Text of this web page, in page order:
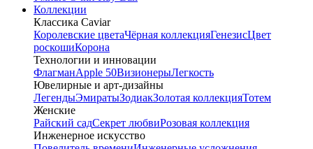
Коллекции
Классика Caviar
Королевские цветаЧёрная коллекцияГенезисЦвет
роскошиКорона
Технологии и инновации
ФлагманApple 50ВизионерыЛегкость
Ювелирные и арт-дизайны
ЛегендыЭмиратыЗодиакЗолотая коллекцияТотем
Женские
Райский садСекрет любвиРозовая коллекция
Инженерное искусство